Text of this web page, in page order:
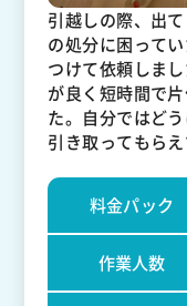
引越しの際、出
の処分に困って
つけて依頼しま
が良く短時間で
た。自分ではど
引き取ってもら
料金パック
作業人数